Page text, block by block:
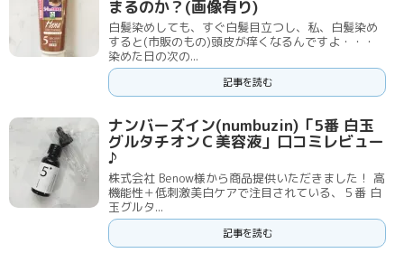
まるのか？(画像有り)
白髪染めしても、すぐ白髪目立つし、私、白髪染め
すると(市販のもの)頭皮が痒くなるんですよ・・・
染めた日の次の...
記事を読む
ナンバーズイン(numbuzin)「5番 白玉
グルタチオンＣ美容液」口コミレビュー
♪
株式会社 Benow様から商品提供いただきました！ 高
機能性＋低刺激美白ケアで注目されている、５番 白
玉グルタ...
記事を読む